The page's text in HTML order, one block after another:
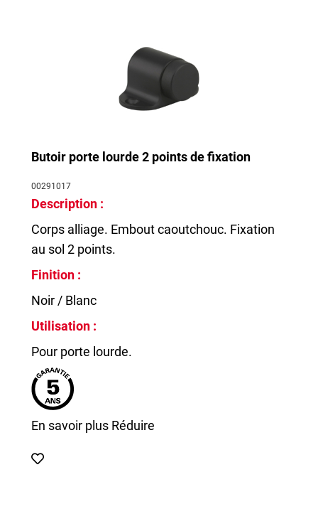
Butoir porte lourde 2 points de fixation
00291017
Description :
Corps alliage. Embout caoutchouc. Fixation
au sol 2 points.
Finition :
Noir / Blanc
Utilisation :
Pour porte lourde.
En savoir plus Réduire